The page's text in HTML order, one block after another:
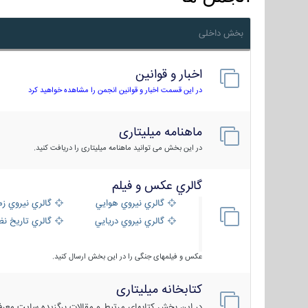
بخش داخلی
اخبار و قوانین
در این قسمت اخبار و قوانین انجمن را مشاهده خواهید کرد
ماهنامه میلیتاری
در این بخش می توانید ماهنامه میلیتاری را دریافت کنید.
گالري عكس و فيلم
گالري نيروي هوايي
گالري نيروي
گالري نيروي دريايي
گالري تاریخ
عکس و فیلمهای جنگی را در این بخش ارسال کنید.
کتابخانه میلیتاری